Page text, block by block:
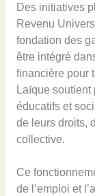
Des initiatives
Revenu
fondation des
être intégré
financière pour
Laïque
éducatifs et
de leurs droits,
collective.
Ce
de l’emploi et